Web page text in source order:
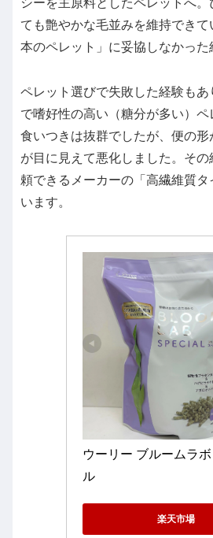
ても艶やかな毛並みを維持でき
本のペレット」に妥協しなかった
ペレット選びで失敗した経験も
で嗜好性の高い（糖分が多い）ペ
食いつきは抜群でしたが、便の
が目に見えて悪化しました。そ
頼できるメーカーの「高繊維質
います。
ウーリー ブルームラ
ル
楽天市場